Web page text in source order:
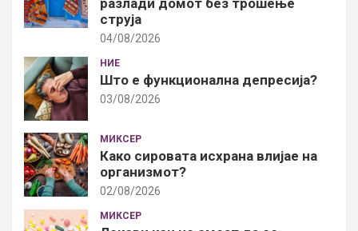
струја
04/08/2026
НИЕ
Што е функционална депресија?
03/08/2026
МИКСЕР
Како сировата исхрана влијае на
организмот?
02/08/2026
МИКСЕР